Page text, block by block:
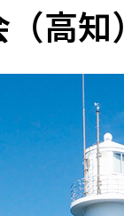
高知）